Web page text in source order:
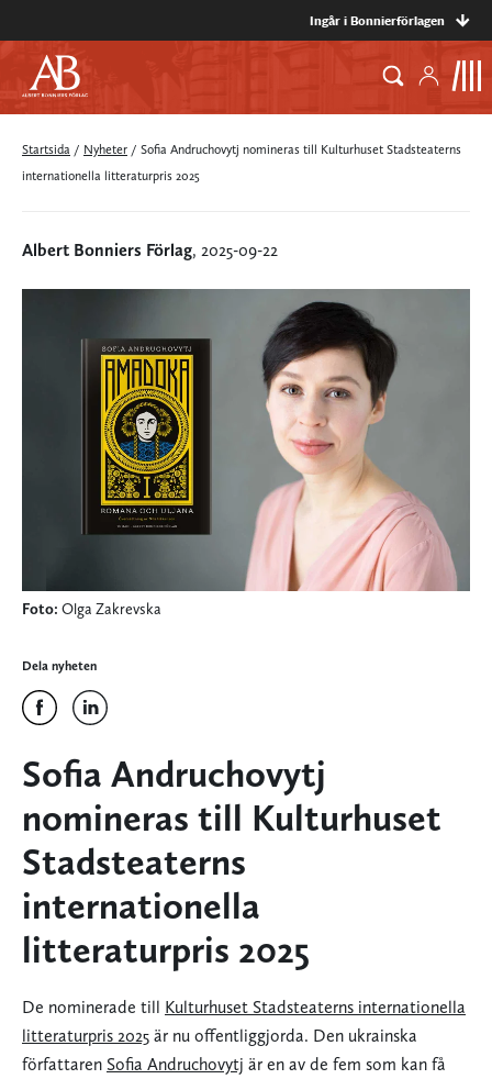
Ingår i Bonnierförlagen
Startsida / Nyheter / Sofia Andruchovytj nomineras till Kulturhuset Stadsteaterns
internationella litteraturpris 2025
Albert Bonniers Förlag, 2025-09-22
Foto: Olga Zakrevska
Dela nyheten
Sofia Andruchovytj
nomineras till Kulturhuset
Stadsteaterns
internationella
litteraturpris 2025
De nominerade till Kulturhuset Stadsteaterns internationella
litteraturpris 2025 är nu offentliggjorda. Den ukrainska
författaren Sofia Andruchovytj är en av de fem som kan få